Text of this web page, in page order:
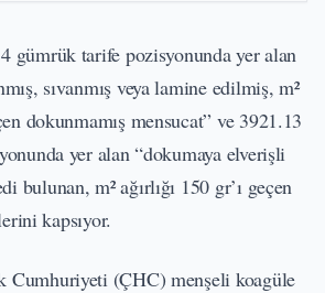
gümrük tarife pozisyonunda yer alan
sıvanmış veya lamine edilmiş, m²
dokunmamış mensucat” ve 3921.13
yer alan “dokumaya elverişli
bulunan, m² ağırlığı 150 gr’ı geçen
kapsıyor.
Cumhuriyeti (ÇHC) menşeli koagüle